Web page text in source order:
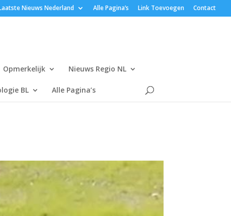
Nieuws Nederland Alle Pagina’s Link Toevoegen Contact
Opmerkelijk Nieuws Regio NL
BL Alle Pagina’s